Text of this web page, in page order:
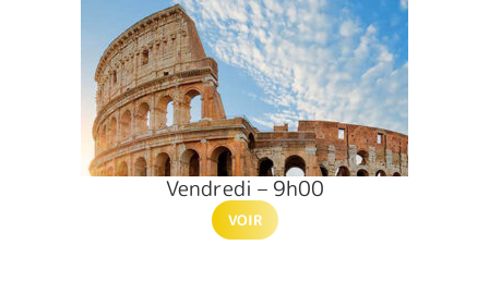
Vendredi – 9h00
VOIR